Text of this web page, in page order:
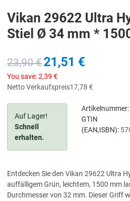
Vikan 29622 Ultra
Stiel Ø 34 mm *
23,90 €21,51 €
You save:2,39 €
Netto Verkaufspreis17,78 €
Auf Lager!
Schnell
erhalten.
Artikelnummer:
GTIN
(EAN,ISBN):
Entdecken Sie den Vikan 29622 Ultra
auffälligem Grün, leichtem, 1500 mm
Durchmesser von 32 mm. Dieser Griff